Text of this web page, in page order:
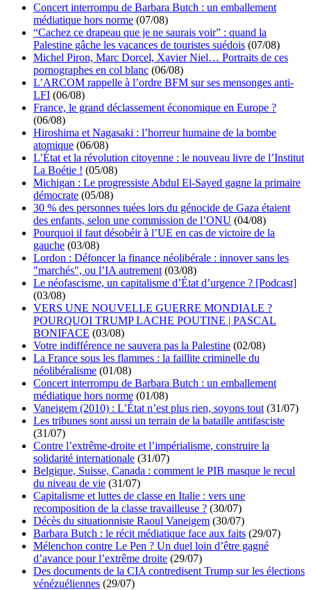
Concert interrompu de Barbara Butch : un emballement
médiatique hors norme (07/08)
“Cachez ce drapeau que je ne saurais voir” : quand la
Palestine gâche les vacances de touristes suédois (07/08)
Michel Piron, Marc Dorcel, Xavier Niel… Portraits de ces
pornographes en col blanc (06/08)
L’ARCOM rappelle à l’ordre BFM sur ses mensonges anti-
LFI (06/08)
France, le grand déclassement économique en Europe ?
(06/08)
Hiroshima et Nagasaki : l’horreur humaine de la bombe
atomique (06/08)
L’État et la révolution citoyenne : le nouveau livre de l’Institut
La Boétie ! (05/08)
Michigan : Le progressiste Abdul El-Sayed gagne la primaire
démocrate (05/08)
30 % des personnes tuées lors du génocide de Gaza étaient
des enfants, selon une commission de l’ONU (04/08)
Pourquoi il faut désobéir à l’UE en cas de victoire de la
gauche (03/08)
Lordon : Défoncer la finance néolibérale : innover sans les
"marchés", ou l’IA autrement (03/08)
Le néofascisme, un capitalisme d’État d’urgence ? [Podcast]
(03/08)
VERS UNE NOUVELLE GUERRE MONDIALE ?
POURQUOI TRUMP LACHE POUTINE | PASCAL
BONIFACE (03/08)
Votre indifférence ne sauvera pas la Palestine (02/08)
La France sous les flammes : la faillite criminelle du
néolibéralisme (01/08)
Concert interrompu de Barbara Butch : un emballement
médiatique hors norme (01/08)
Vaneigem (2010) : L’État n’est plus rien, soyons tout (31/07)
Les tribunes sont aussi un terrain de la bataille antifasciste
(31/07)
Contre l’extrême-droite et l’impérialisme, construire la
solidarité internationale (31/07)
Belgique, Suisse, Canada : comment le PIB masque le recul
du niveau de vie (31/07)
Capitalisme et luttes de classe en Italie : vers une
recomposition de la classe travailleuse ? (30/07)
Décès du situationniste Raoul Vaneigem (30/07)
Barbara Butch : le récit médiatique face aux faits (29/07)
Mélenchon contre Le Pen ? Un duel loin d’être gagné
d’avance pour l’extrême droite (29/07)
Des documents de la CIA contredisent Trump sur les élections
vénézuéliennes (29/07)